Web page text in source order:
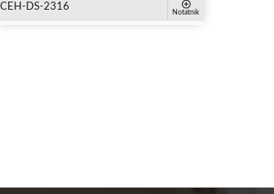
CEH-DS-2316 Notatnik